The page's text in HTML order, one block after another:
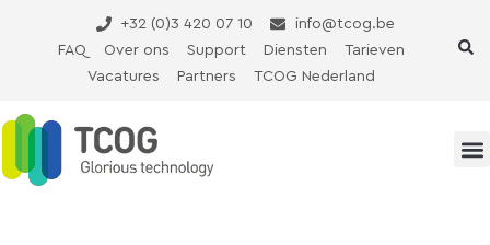
+32 (0)3 420 07 10
info@tcog.be
FAQ
Over ons Support Diensten
Tarieven
Vacatures
Partners TCOG Nederland